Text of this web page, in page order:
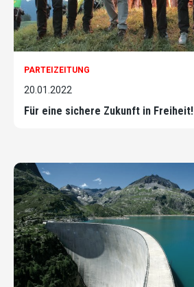
PARTEIZEITUNG
20.01.2022
Für eine sichere Zukunft in Freiheit!